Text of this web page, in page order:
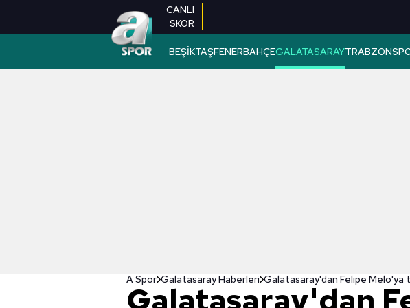
CANLI
SKOR
BEŞİKTAŞFENERBAHÇEGALATASARAY
A Spor Galatasaray Haberleri Galatasaray'dan Felipe Melo'ya
Galatasaray'dan